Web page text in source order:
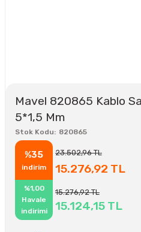
Mavel 820865 Kablo
5*1,5 Mm
Stok Kodu 820865
%35
indirim
23.502,96 TL
15.276,92 TL
%1,00
Havale
indirimi
15.276,92 TL
15.124,15 TL